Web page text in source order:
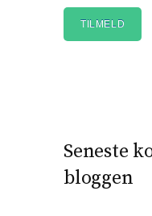
Seneste
bloggen